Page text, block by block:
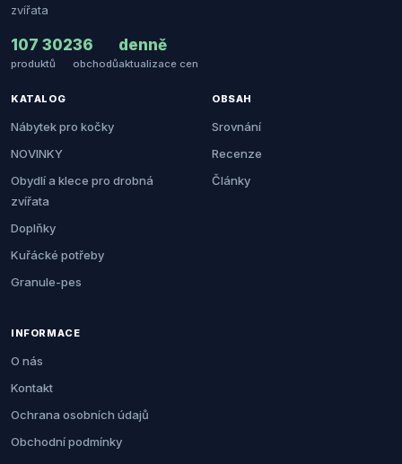
zvířata
107 302
produktů
36
obchodů
denně
aktualizace cen
KATALOG
Nábytek pro kočky
NOVINKY
Obydlí a klece pro drobná
zvířata
Doplňky
Kuřácké potřeby
Granule-pes
OBSAH
Srovnání
Recenze
Články
INFORMACE
O nás
Kontakt
Ochrana osobních údajů
Obchodní podmínky